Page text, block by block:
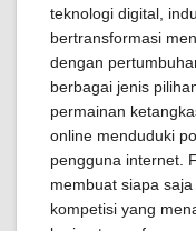
teknologi digital,
bertransformasi
dengan
berbagai jenis
permainan
online menduduki
pengguna internet.
membuat siapa
kompetisi yang